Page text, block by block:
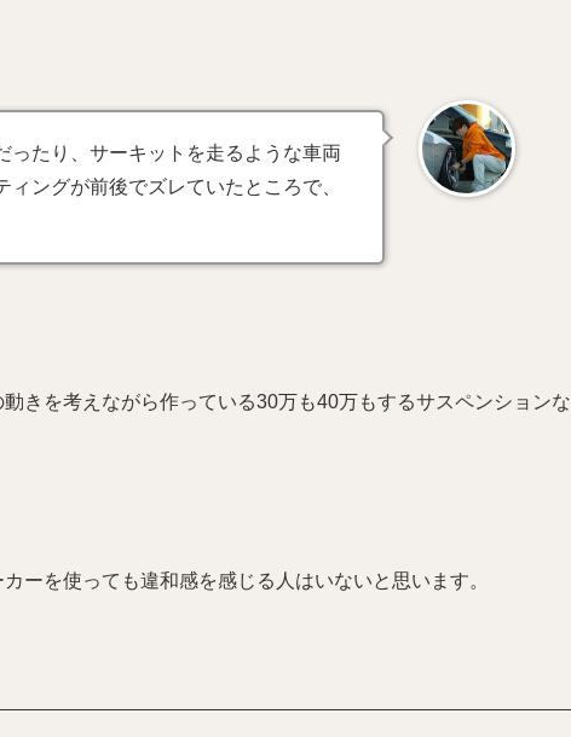
ったり、サーキットを走るような車両
ングが前後でズレていたところで、
きを考えながら作っている30万も40万もするサスペンションな
ーを使っても違和感を感じる人はいないと思います。